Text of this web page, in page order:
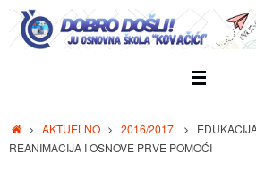
Skip
content
HomeAKTUELNO 2016/2017.
REANIMACIJA I OSNOVE PRVE POMOĆI